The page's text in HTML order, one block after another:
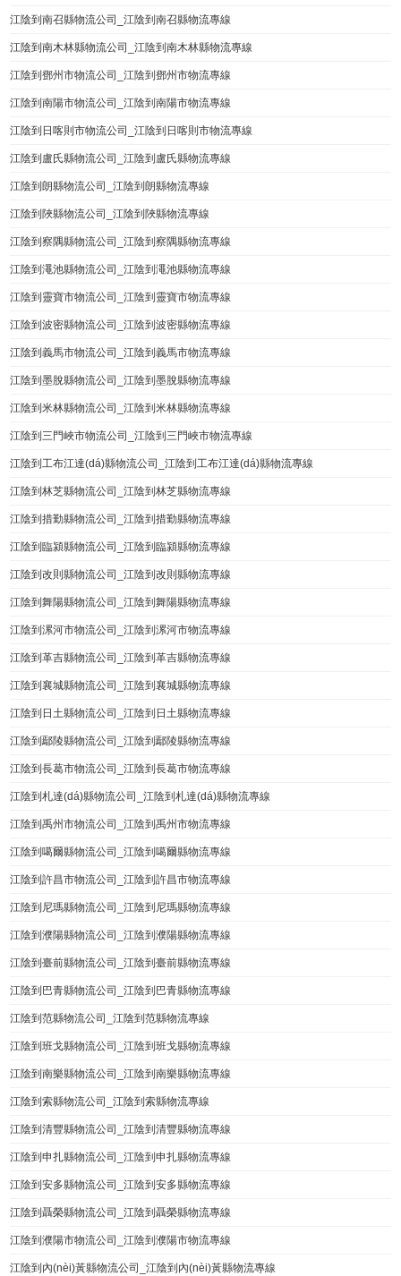
江陰到南召縣物流公司_江陰到南召縣物流專線
江陰到南木林縣物流公司_江陰到南木林縣物流專線
江陰到鄧州市物流公司_江陰到鄧州市物流專線
江陰到南陽市物流公司_江陰到南陽市物流專線
江陰到日喀則市物流公司_江陰到日喀則市物流專線
江陰到盧氏縣物流公司_江陰到盧氏縣物流專線
江陰到朗縣物流公司_江陰到朗縣物流專線
江陰到陜縣物流公司_江陰到陜縣物流專線
江陰到察隅縣物流公司_江陰到察隅縣物流專線
江陰到澠池縣物流公司_江陰到澠池縣物流專線
江陰到靈寶市物流公司_江陰到靈寶市物流專線
江陰到波密縣物流公司_江陰到波密縣物流專線
江陰到義馬市物流公司_江陰到義馬市物流專線
江陰到墨脫縣物流公司_江陰到墨脫縣物流專線
江陰到米林縣物流公司_江陰到米林縣物流專線
江陰到三門峽市物流公司_江陰到三門峽市物流專線
江陰到工布江達(dá)縣物流公司_江陰到工布江達(dá)縣物流專線
江陰到林芝縣物流公司_江陰到林芝縣物流專線
江陰到措勤縣物流公司_江陰到措勤縣物流專線
江陰到臨潁縣物流公司_江陰到臨潁縣物流專線
江陰到改則縣物流公司_江陰到改則縣物流專線
江陰到舞陽縣物流公司_江陰到舞陽縣物流專線
江陰到漯河市物流公司_江陰到漯河市物流專線
江陰到革吉縣物流公司_江陰到革吉縣物流專線
江陰到襄城縣物流公司_江陰到襄城縣物流專線
江陰到日土縣物流公司_江陰到日土縣物流專線
江陰到鄢陵縣物流公司_江陰到鄢陵縣物流專線
江陰到長葛市物流公司_江陰到長葛市物流專線
江陰到札達(dá)縣物流公司_江陰到札達(dá)縣物流專線
江陰到禹州市物流公司_江陰到禹州市物流專線
江陰到噶爾縣物流公司_江陰到噶爾縣物流專線
江陰到許昌市物流公司_江陰到許昌市物流專線
江陰到尼瑪縣物流公司_江陰到尼瑪縣物流專線
江陰到濮陽縣物流公司_江陰到濮陽縣物流專線
江陰到臺前縣物流公司_江陰到臺前縣物流專線
江陰到巴青縣物流公司_江陰到巴青縣物流專線
江陰到范縣物流公司_江陰到范縣物流專線
江陰到班戈縣物流公司_江陰到班戈縣物流專線
江陰到南樂縣物流公司_江陰到南樂縣物流專線
江陰到索縣物流公司_江陰到索縣物流專線
江陰到清豐縣物流公司_江陰到清豐縣物流專線
江陰到申扎縣物流公司_江陰到申扎縣物流專線
江陰到安多縣物流公司_江陰到安多縣物流專線
江陰到聶榮縣物流公司_江陰到聶榮縣物流專線
江陰到濮陽市物流公司_江陰到濮陽市物流專線
江陰到內(nèi)黃縣物流公司_江陰到內(nèi)黃縣物流專線